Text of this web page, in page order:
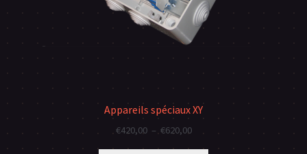
Appareils spéciaux XY
€420,00 – €620,00Plage